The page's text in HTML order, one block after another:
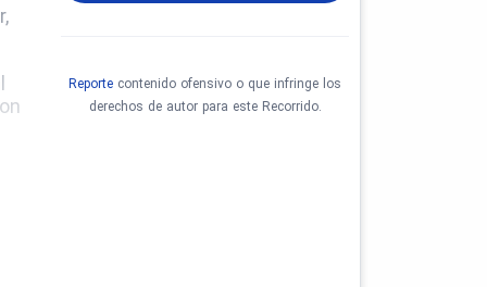
Reporte contenido ofensivo o que infringe los
derechos de autor para este Recorrido.